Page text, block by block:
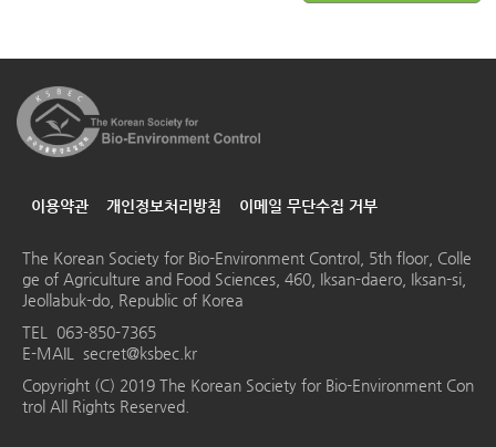
이용약관 개인정보처리방침 이메일 무단수집 거부
The Korean Society for Bio-Environment Control, 5th floor, Colle
ge of Agriculture and Food Sciences, 460, Iksan-daero, Iksan-si,
Jeollabuk-do, Republic of Korea
TEL 063-850-7365
E-MAIL secret@ksbec.kr
Copyright (C) 2019 The Korean Society for Bio-Environment Con
trol All Rights Reserved.